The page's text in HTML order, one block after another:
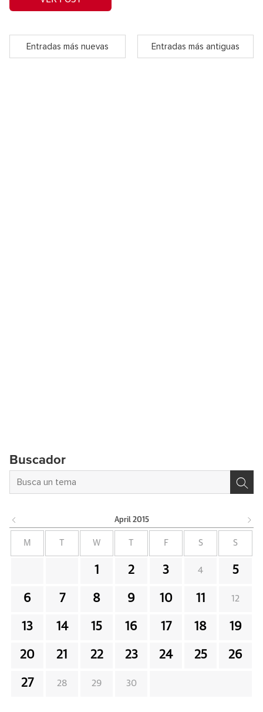
Entradas más nuevas Entradas más antiguas
Buscador
April 2015
M W F S S
1 2 3 4 5
6 7 8 9 10 11 12
13 14 15 16 17 18 19
20 21 22 23 24 25 26
27 28 29 30